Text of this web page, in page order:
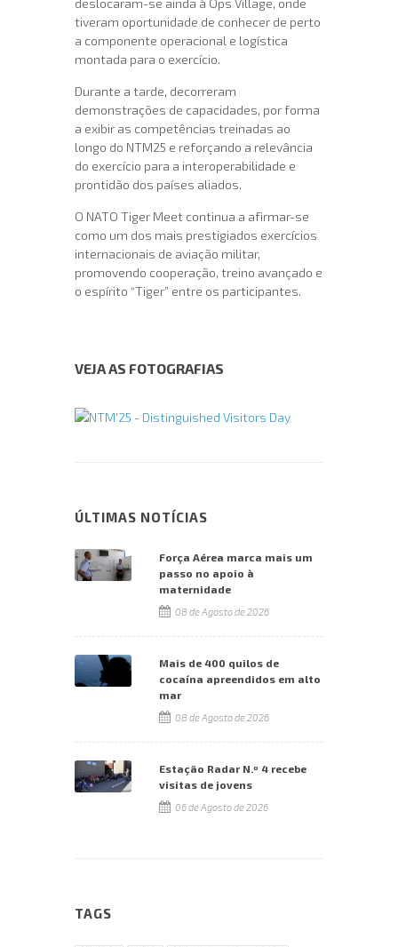
tiveram oportunidade de conhecer de perto
a componente operacional e logística
montada para o exercício.
Durante a tarde, decorreram
demonstrações de capacidades, por forma
a exibir as competências treinadas ao
longo do NTM25 e reforçando a relevância
do exercício para a interoperabilidade e
prontidão dos países aliados.
O NATO Tiger Meet continua a afirmar-se
como um dos mais prestigiados exercícios
internacionais de aviação militar,
promovendo cooperação, treino avançado e
o espírito “Tiger” entre os participantes.
VEJA AS FOTOGRAFIAS
ÚLTIMAS NOTÍCIAS
Força Aérea marca mais um
passo no apoio à
maternidade
08 de Agosto de 2026
Mais de 400 quilos de
cocaína apreendidos em alto
mar
08 de Agosto de 2026
Estação Radar N.º 4 recebe
visitas de jovens
06 de Agosto de 2026
TAGS